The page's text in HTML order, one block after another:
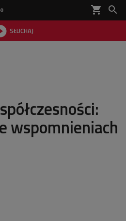
shopping_cart 
SŁUCHAJ

wspomnieniach